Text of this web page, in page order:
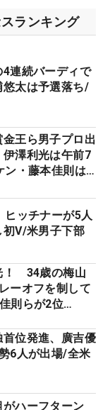
ランキング
連続バーディで
太は予選落ち/
金王ら男子プロ出
澤利光は午前7
ン・藤本佳則は
】
ッチナーが5人
初V/米男子下部
！ 34歳の梅山
ーオフを制して
則らが2位
位発進、廣吉優
6人が出場/全米
がハーフターン